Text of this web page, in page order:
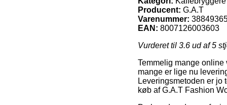
Producent: G.A.T
Varenummer:
EAN: 8007126003603
Vurderet til 3.6 ud af 5
Temmelig mange
mange er lige nu
Leveringsmetoden er
køb af G.A.T Fashion